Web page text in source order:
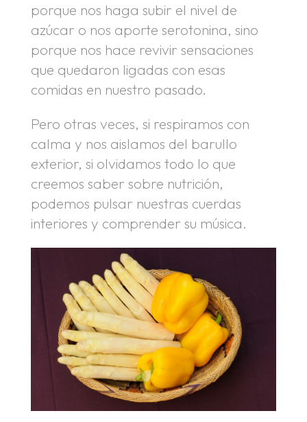
porque nos haga subir el nivel de
azúcar o nos aporte serotonina, sino
porque nos hace revivir sensaciones
que quedaron ligadas con esas
comidas en nuestro pasado.
Pero otras veces, si respiramos con
calma y nos aislamos del barullo
exterior, si olvidamos todo lo que
creemos saber sobre nutrición,
podemos pulsar nuestras cuerdas
interiores y comprender su música.